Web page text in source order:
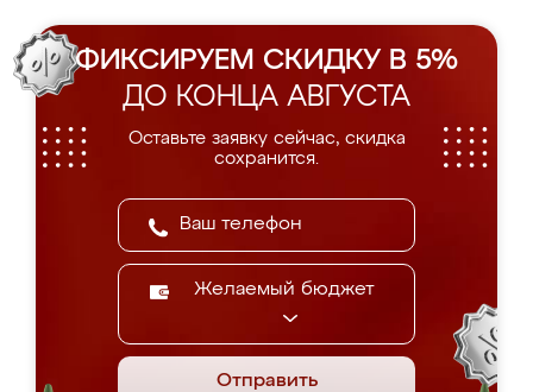
ФИКСИРУЕМ СКИДКУ В 5%
ДО КОНЦА АВГУСТА
Оставьте заявку сейчас, скидка
сохранится.
Желаемый бюджет
Отправить